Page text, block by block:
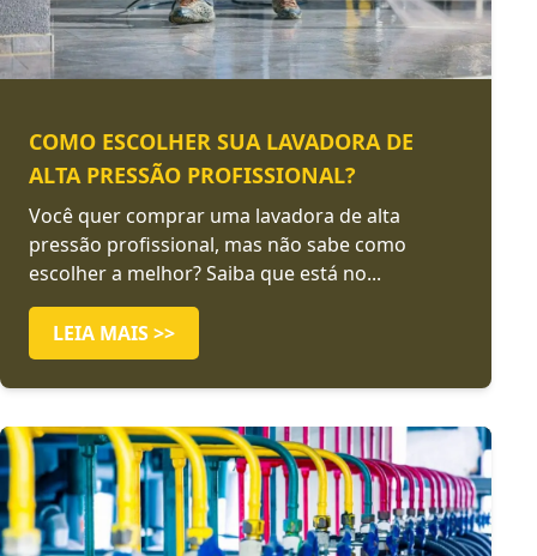
COMO ESCOLHER SUA LAVADORA DE
ALTA PRESSÃO PROFISSIONAL?
Você quer comprar uma lavadora de alta
pressão profissional, mas não sabe como
escolher a melhor? Saiba que está no...
LEIA MAIS >>